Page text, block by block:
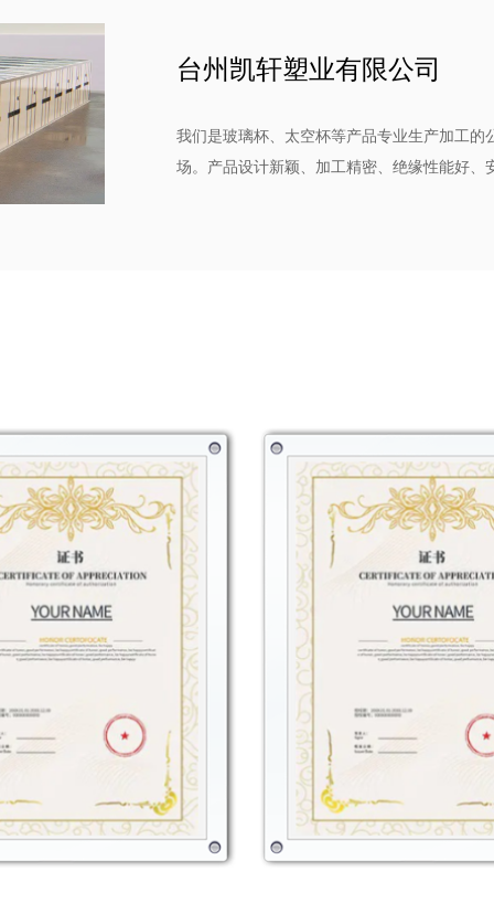
台州凯轩塑业有限公司
我们是玻璃杯、太空杯等产品专业生产加工
场。产品设计新颖、加工精密、绝缘性能好